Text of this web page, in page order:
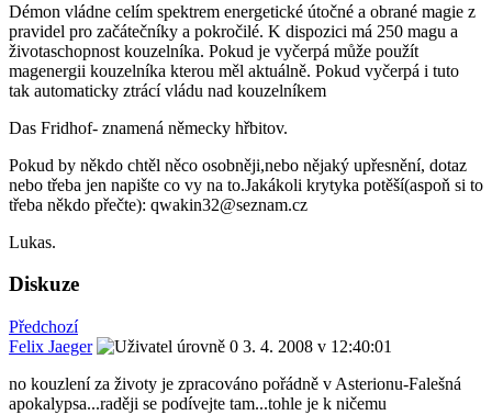
Démon vládne celím spektrem energetické útočné a obrané magie z
pravidel pro začátečníky a pokročilé. K dispozici má 250 magu a
životaschopnost kouzelníka. Pokud je vyčerpá může použít
magenergii kouzelníka kterou měl aktuálně. Pokud vyčerpá i tuto
tak automaticky ztrácí vládu nad kouzelníkem
Das Fridhof- znamená německy hřbitov.
Pokud by někdo chtěl něco osobněji,nebo nějaký upřesnění, dotaz
nebo třeba jen napište co vy na to.Jakákoli krytyka potěší(aspoň si to
třeba někdo přečte): qwakin32@seznam.cz
Lukas.
Diskuze
Předchozí
Felix Jaeger
3. 4. 2008 v 12:40:01
no kouzlení za životy je zpracováno pořádně v Asterionu-Falešná
apokalypsa...raději se podívejte tam...tohle je k ničemu